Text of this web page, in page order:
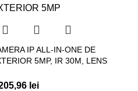
IP ALL-IN-ONE DE
5MP, IR 30M, LENS
lei